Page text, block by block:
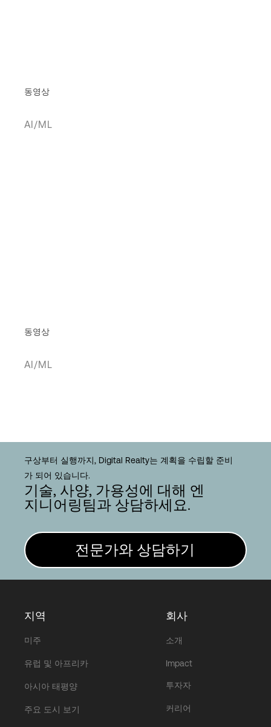
동영상
AI/ML
동영상
AI/ML
구상부터 실행까지, Digital Realty는 계획을 수립할 준비
가 되어 있습니다.
기술, 사양, 가용성에 대해 엔
지니어링팀과 상담하세요.
전문가와 상담하기
지역
미주
유럽 및 아프리카
아시아 태평양
주요 도시 보기
회사
소개
Impact
투자자
커리어